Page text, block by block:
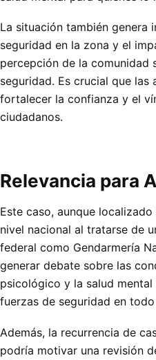
La situación también genera
seguridad en la zona y el
percepción de la comunidad
seguridad. Es crucial que las
fortalecer la confianza y el
ciudadanos.
Relevancia para
Este caso, aunque
nivel nacional al tratarse de
federal como Gendarmería
generar debate sobre las
psicológico y la salud
fuerzas de seguridad en
Además, la recurrencia de
podría motivar una revisión